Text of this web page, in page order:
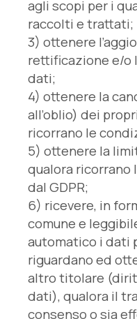
agli scopi per i
raccolti e trattati;
3) ottenere
rettificazione e/o
dati;
4) ottenere la
all’oblio) dei
ricorrano le
5) ottenere la
qualora
dal GDPR;
6) ricevere, in
comune e
automatico i dati
riguardano ed
altro titolare
dati), qualora il
consenso o sia